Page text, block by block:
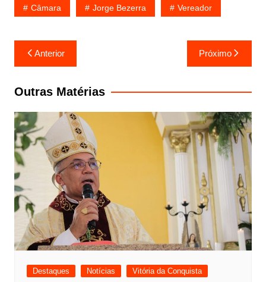
Câmara Jorge Bezerra Vereador
Navegação
de
Post
Anterior Próximo
Outras Matérias
Destaques Notícias Vitória da Conquista